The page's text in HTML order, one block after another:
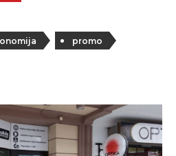
promo